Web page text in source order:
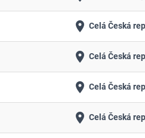
place Celá Česká
place Celá Česká
place Celá Česká
place Celá Česká